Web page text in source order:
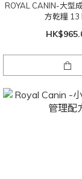
ROYAL CANIN-大型
方乾糧 13